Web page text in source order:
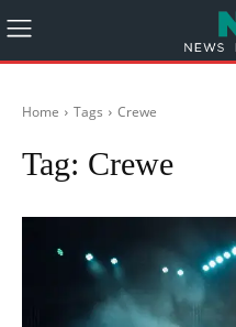
Home Tags Crewe
Tag: Crewe